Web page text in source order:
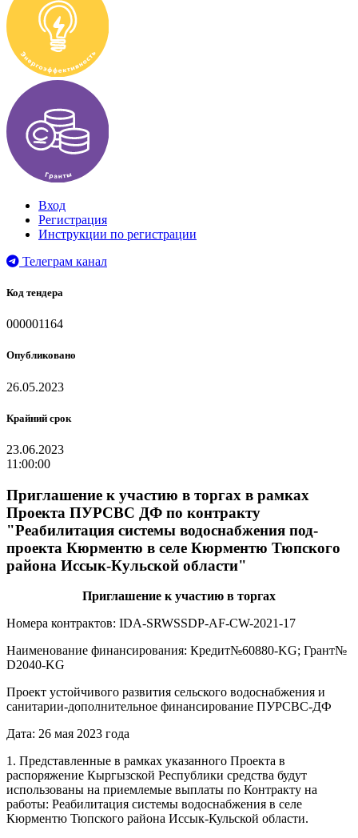
Вход
Регистрация
Инструкции по регистрации
Телеграм канал
Код тендера
000001164
Опубликовано
26.05.2023
Крайний срок
23.06.2023
11:00:00
Приглашение к участию в торгах в рамках
Проекта ПУРСВС ДФ по контракту
"Реабилитация системы водоснабжения под-
проекта Кюрментю в селе Кюрментю Тюпского
района Иссык-Кульской области"
Приглашение к участию в торгах
Номера контрактов: IDA-SRWSSDP-AF-CW-2021-17
Наименование финансирования: Кредит№60880-KG; Грант№
D2040-KG
Проект устойчивого развития сельского водоснабжения и
санитарии-дополнительное финансирование ПУРСВС-ДФ
Дата: 26 мая 2023 года
1. Представленные в рамках указанного Проекта в
распоряжение Кыргызской Республики средства будут
использованы на приемлемые выплаты по Контракту на
работы: Реабилитация системы водоснабжения в селе
Кюрментю Тюпского района Иссык-Кульской области.